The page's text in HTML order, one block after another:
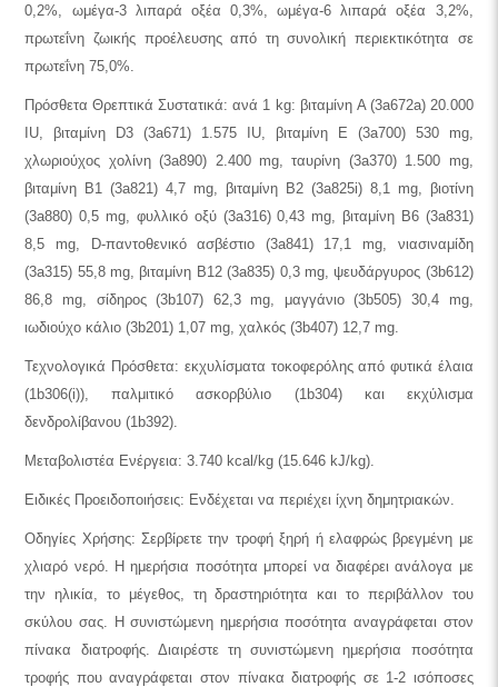
0,2%, ωμέγα-3 λιπαρά οξέα 0,3%, ωμέγα-6 λιπαρά οξέα 3,2%,
πρωτεΐνη ζωικής προέλευσης από τη συνολική περιεκτικότητα σε
πρωτεΐνη 75,0%.
Πρόσθετα Θρεπτικά Συστατικά: ανά 1 kg: βιταμίνη A (3a672a) 20.000
IU, βιταμίνη D3 (3a671) 1.575 IU, βιταμίνη E (3a700) 530 mg,
χλωριούχος χολίνη (3a890) 2.400 mg, ταυρίνη (3a370) 1.500 mg,
βιταμίνη B1 (3a821) 4,7 mg, βιταμίνη B2 (3a825i) 8,1 mg, βιοτίνη
(3a880) 0,5 mg, φυλλικό οξύ (3a316) 0,43 mg, βιταμίνη B6 (3a831)
8,5 mg, D-παντοθενικό ασβέστιο (3a841) 17,1 mg, νιασιναμίδη
(3a315) 55,8 mg, βιταμίνη B12 (3a835) 0,3 mg, ψευδάργυρος (3b612)
86,8 mg, σίδηρος (3b107) 62,3 mg, μαγγάνιο (3b505) 30,4 mg,
ιωδιούχο κάλιο (3b201) 1,07 mg, χαλκός (3b407) 12,7 mg.
Τεχνολογικά Πρόσθετα: εκχυλίσματα τοκοφερόλης από φυτικά έλαια
(1b306(i)), παλμιτικό ασκορβύλιο (1b304) και εκχύλισμα
δενδρολίβανου (1b392).
Μεταβολιστέα Ενέργεια: 3.740 kcal/kg (15.646 kJ/kg).
Ειδικές Προειδοποιήσεις: Ενδέχεται να περιέχει ίχνη δημητριακών.
Οδηγίες Χρήσης: Σερβίρετε την τροφή ξηρή ή ελαφρώς βρεγμένη με
χλιαρό νερό. Η ημερήσια ποσότητα μπορεί να διαφέρει ανάλογα με
την ηλικία, το μέγεθος, τη δραστηριότητα και το περιβάλλον του
σκύλου σας. Η συνιστώμενη ημερήσια ποσότητα αναγράφεται στον
πίνακα διατροφής. Διαιρέστε τη συνιστώμενη ημερήσια ποσότητα
τροφής που αναγράφεται στον πίνακα διατροφής σε 1-2 ισόποσες